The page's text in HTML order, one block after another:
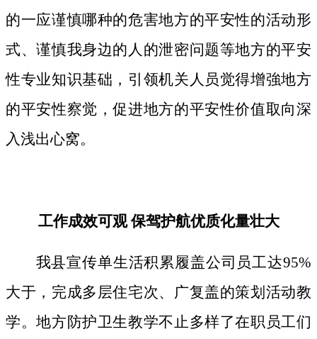
的一应谨慎哪种的危害地方的平安性的活动形
式、谨慎我身边的人的泄密问题等地方的平安
性专业知识基础，引领机关人员觉得增強地方
的平安性察觉，促进地方的平安性价值取向深
入浅出心窝。
工作成效可观 保驾护航优质化量壮大
我县宣传单生活积累履盖公司员工达95%
大于，完成多层住宅次、广复盖的策划活动教
学。地方防护卫生教学不止多样了在职员工们